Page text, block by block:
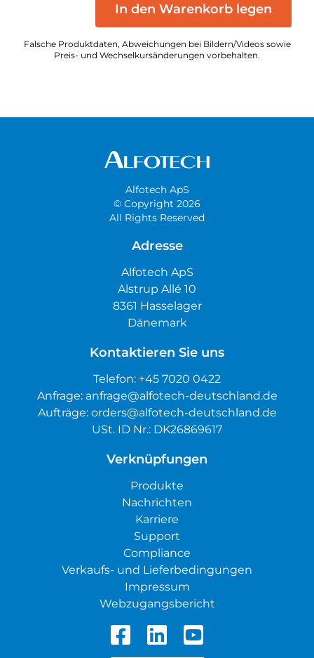
In den Warenkorb legen
Falsche Produktdaten, Abweichungen bei Bildern/Videos sowie
Preis- und Wechselkursänderungen vorbehalten.
Alfotech ApS
© Copyright 2026
All Rights Reserved
Adresse
Alfotech ApS
Alstrup Allé 10
8361 Hasselager
Dänemark
Kontaktieren Sie uns
Telefon: +45 7020 0422
Anfrage: anfrage@alfotech-deutschland.de
Aufträge: orders@alfotech-deutschland.de
USt. ID Nr.: DK26869617
Verknüpfungen
Produkte
Nachrichten
Karriere
Support
Compliance
Verkaufs- und Lieferbedingungen
Impressum
Webzugangsbericht